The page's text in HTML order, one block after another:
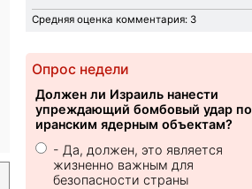
Средняя оценка комментария: 3
Опрос недели
Должен ли Израиль нанести
упреждающий бомбовый удар по
иранским ядерным объектам?
- Да, должен, это является
жизненно важным для
безопасности страны